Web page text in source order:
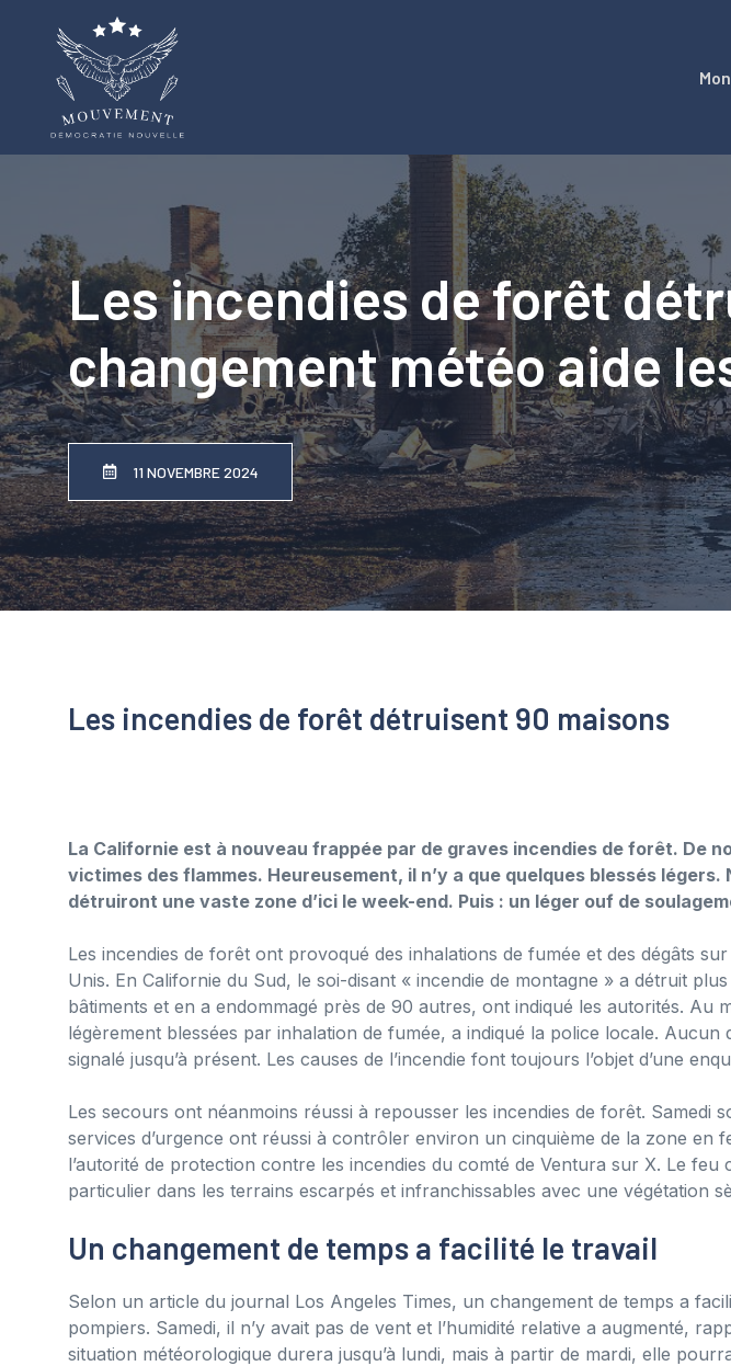
Les incendies de forêt
changement météo aide
11 NOVEMBRE 2024
Les incendies de forêt détruisent 90 maisons
La Californie est à nouveau frappée par de graves incendies de forêt. De
victimes des flammes. Heureusement, il n’y a que quelques blessés légers.
détruiront une vaste zone d’ici le week-end. Puis : un léger ouf de
Les incendies de forêt ont provoqué des inhalations de fumée et des dégâts
Unis. En Californie du Sud, le soi-disant « incendie de montagne » a détruit
bâtiments et en a endommagé près de 90 autres, ont indiqué les autorités. Au
légèrement blessées par inhalation de fumée, a indiqué la police locale. Aucun
signalé jusqu’à présent. Les causes de l’incendie font toujours l’objet d’une
Les secours ont néanmoins réussi à repousser les incendies de forêt. Samedi
services d’urgence ont réussi à contrôler environ un cinquième de la zone en
l’autorité de protection contre les incendies du comté de Ventura sur X. Le feu
particulier dans les terrains escarpés et infranchissables avec une végétation
Un changement de temps a facilité le travail
Selon un article du journal Los Angeles Times, un changement de temps a
pompiers. Samedi, il n’y avait pas de vent et l’humidité relative a augmenté,
situation météorologique durera jusqu’à lundi, mais à partir de mardi, elle